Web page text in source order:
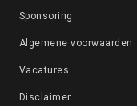
Sponsoring
Algemene voorwaarden
Vacatures
Disclaimer